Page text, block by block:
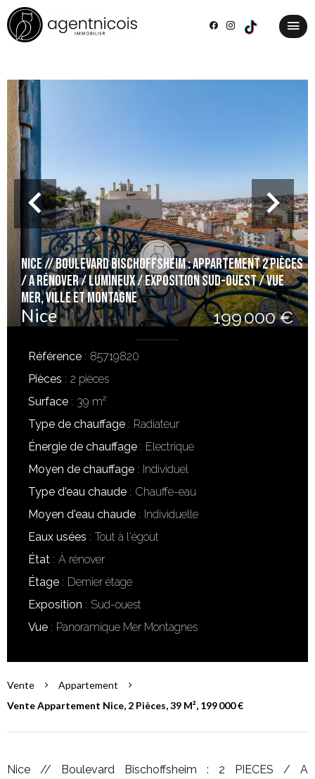
Nice // Boulevard Bischoffsheim : Appartement 2 pièces
/ A rénover / Lumineux / Exposition Sud-Ouest / Vue
mer, ville et montagne
Nice 199 000 €
Référence
85719820
Pièces
2 pièces
Surface
39 m²
Type de chauffage
Radiateur
Énergie de chauffage
Electrique
Moyen de chauffage
Individuel
Type d'eau chaude
Chauffe-eau
Moyen d'eau chaude
Individuelle
Eaux usées
Tout à l'égout
État
À rénover
Étage
Dernier étage
Exposition
Sud-ouest
Vue
Panoramique Mer Montagnes
Vente
Appartement
Vente Appartement Nice, 2 Pièces, 39 M², 199 000 €
Nice // Boulevard Bischoffsheim : 2 PIECES / A